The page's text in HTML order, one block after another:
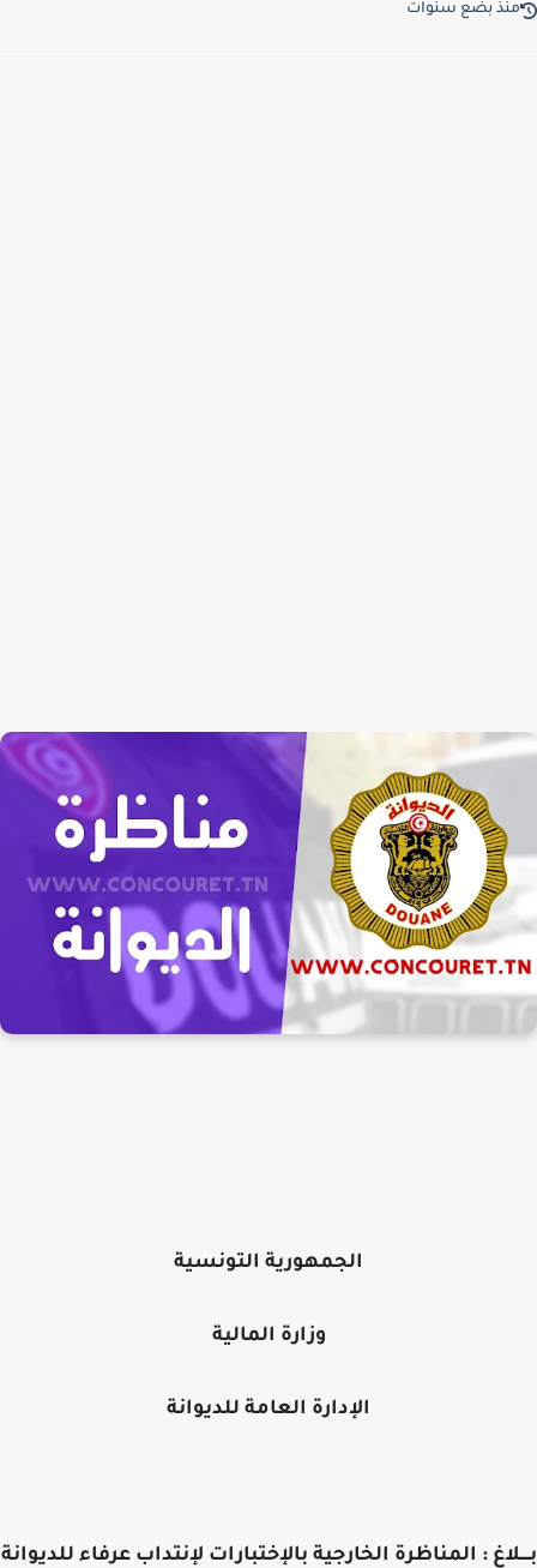
بضع سنوات
الجمهورية التونسية
وزارة المالية
الإدارة العامة للديوانة
: المناظرة الخارجية بالإختبارات لإنتداب عرفاء للديوانة